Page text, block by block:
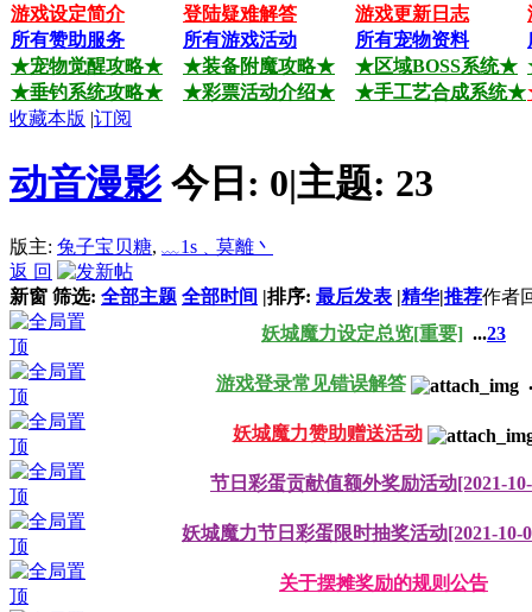
游戏设定简介
登陆疑难解答 游戏更新日志
所有赞助服务
所有游戏活动 所有宠物资料
★宠物觉醒攻略★
★装备附魔攻略★ ★区域BOSS系统★
★垂钓系统攻略★
★彩票活动介绍★ ★手工艺合成系统★
收藏本版 |订阅
动音漫影 今日: 0|主题: 23
版主: 兔子宝贝糖, ﹏1s﹑莫離丶
返 回
新窗 筛选: 全部主题 全部时间 |排序: 最后发表 |精华|推荐作者
妖城魔力设定总览[重要] ...23
游戏登录常见错误解答
妖城魔力赞助赠送活动
节日彩蛋贡献值额外奖励活动[2021-
妖城魔力节日彩蛋限时抽奖活动[2021-10-
关于摆摊奖励的规则公告